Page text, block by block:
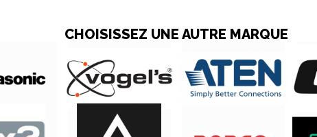
CHOISISSEZ UNE AUTRE MARQUE